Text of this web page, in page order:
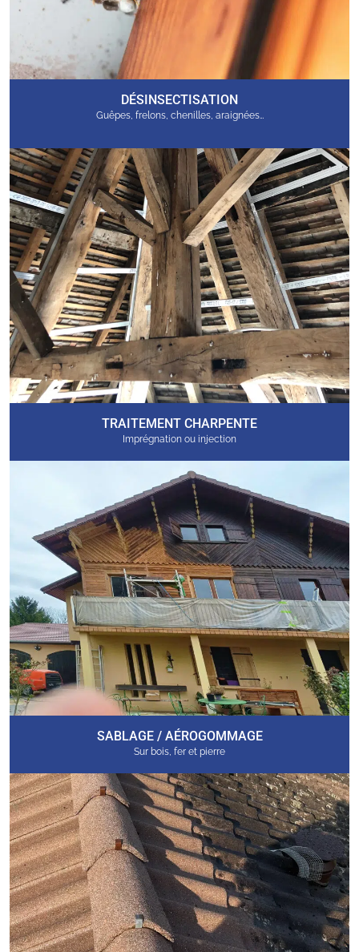
DÉSINSECTISATION
Guêpes, frelons, chenilles, araignées…
TRAITEMENT CHARPENTE
Imprégnation ou injection
SABLAGE / AÉROGOMMAGE
Sur bois, fer et pierre